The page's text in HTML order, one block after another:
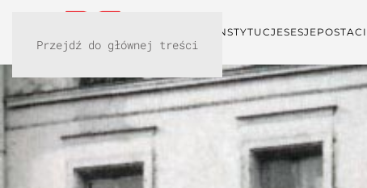
Przejdź do głównej treści
INSTYTUCJESESJEPOSTACI